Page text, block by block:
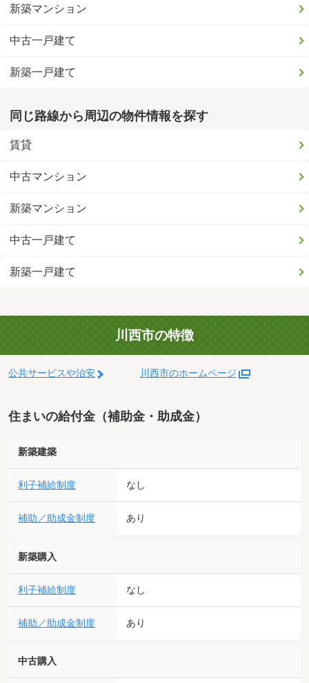
新築マンション
中古一戸建て
新築一戸建て
同じ路線から周辺の物件情報を探す
賃貸
中古マンション
新築マンション
中古一戸建て
新築一戸建て
川西市の特徴
公共サービスや治安 川西市のホームページ
住まいの給付金（補助金・助成金）
新築建築
利子補給制度 なし
補助／助成金制度 あり
新築購入
利子補給制度 なし
補助／助成金制度 あり
中古購入